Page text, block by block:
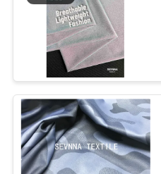
योग पहनने